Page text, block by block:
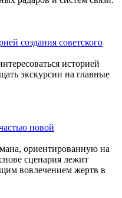
создания советского
историей
экскурсии на главные
новой
ориентированную на
сценария лежит
вовлечением жертв в